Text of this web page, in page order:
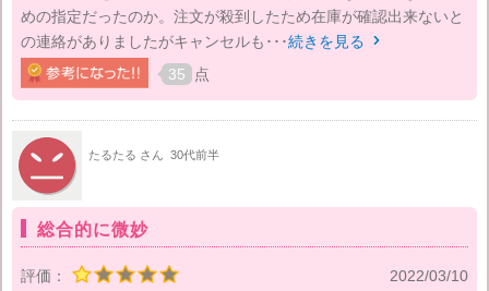
めの指定だったのか。注文が殺到したため在庫が確認出来ないと
の連絡がありましたがキャンセルも･･･続きを見る 
35 点
たるたる さん 30代前半
総合的に微妙
評価：
2022/03/10